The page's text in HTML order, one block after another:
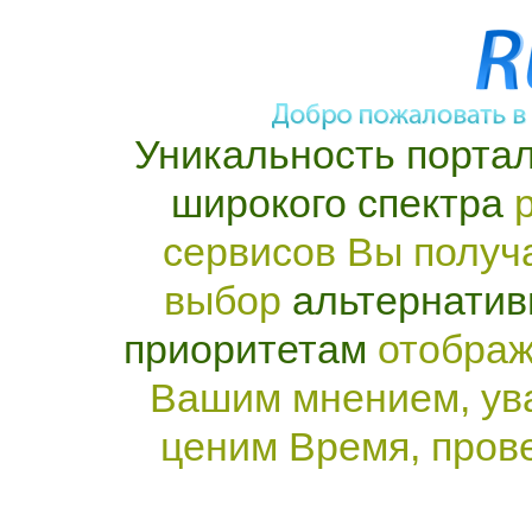
Уникальность
широкого спектра
сервисов Вы
выбор
приоритетам
Вашим мнением,
ценим Время,